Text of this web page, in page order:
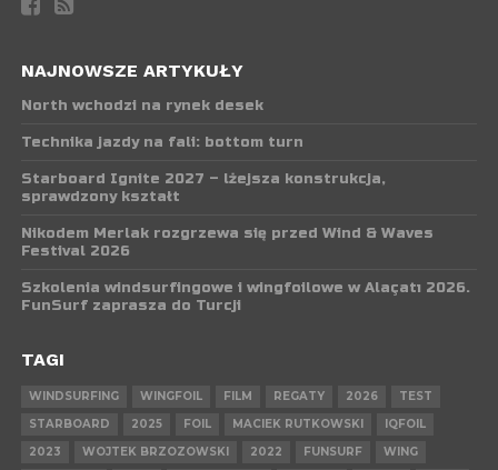
NAJNOWSZE ARTYKUŁY
North wchodzi na rynek desek
Technika jazdy na fali: bottom turn
Starboard Ignite 2027 – lżejsza konstrukcja,
sprawdzony kształt
Nikodem Merlak rozgrzewa się przed Wind & Waves
Festival 2026
Szkolenia windsurfingowe i wingfoilowe w Alaçatı 2026.
FunSurf zaprasza do Turcji
TAGI
WINDSURFING WINGFOIL FILM REGATY 2026
TEST
STARBOARD
2025 FOIL MACIEK RUTKOWSKI
IQFOIL
2023
WOJTEK BRZOZOWSKI 2022 FUNSURF WING